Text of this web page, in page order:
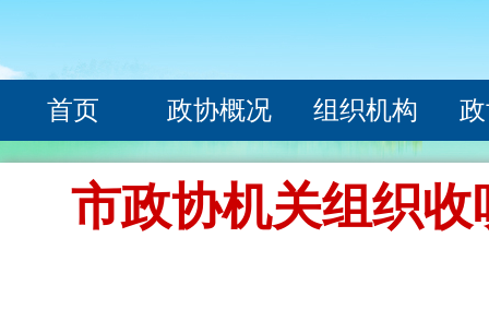
首页 政协概况 组织机构
市政协机关组织